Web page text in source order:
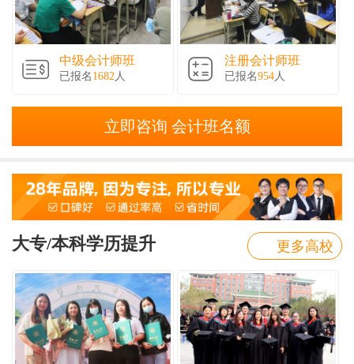
中级会计师班
已报名 1682 人
注册会计师班
已报名954人
立即咨询 会计班名额
大专/本科学历提升 更多高校